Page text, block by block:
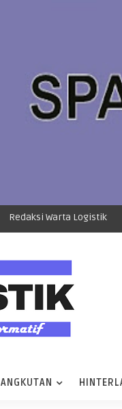
Redaksi Warta Logistik
ANGKUTAN